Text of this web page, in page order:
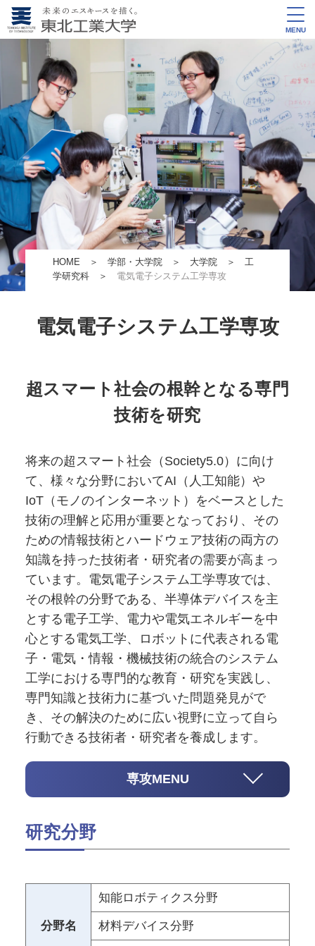
MENU
HOME ＞ 学部・大学院＞ 大学院＞ 工
学研究科＞ 電気電⼦システム⼯学専攻
電気電⼦システム⼯学専攻
超スマート社会の根幹となる専門
技術を研究
将来の超スマート社会（Society5.0）に向け
て、様々な分野においてAI（人工知能）や
IoT（モノのインターネット）をベースとした
技術の理解と応用が重要となっており、その
ための情報技術とハードウェア技術の両方の
知識を持った技術者・研究者の需要が高まっ
ています。電気電子システム工学専攻では、
その根幹の分野である、半導体デバイスを主
とする電子工学、電力や電気エネルギーを中
心とする電気工学、ロボットに代表される電
子・電気・情報・機械技術の統合のシステム
工学における専門的な教育・研究を実践し、
専門知識と技術力に基づいた問題発見がで
き、その解決のために広い視野に立って自ら
行動できる技術者・研究者を養成します。
専攻MENU
研究分野
分野名
知能ロボティクス分野
材料デバイス分野